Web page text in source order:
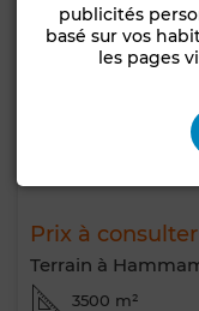
Prix à consulter
Terrain à
3500 m²
publicités
basé sur vos
les pages